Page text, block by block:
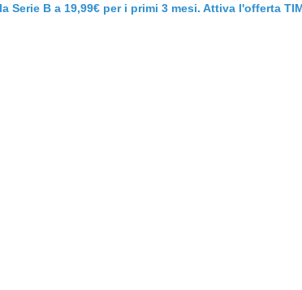
Serie B a 19,99€ per i primi 3 mesi. Attiva l'offerta